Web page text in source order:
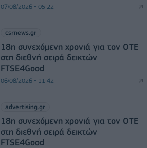
07/08/2026 - 05:22
csrnews.gr
18η συνεχόμενη χρονιά για τον ΟΤΕ
στη διεθνή σειρά δεικτών
FTSE4Good
06/08/2026 - 11:42
advertising.gr
18η συνεχόμενη χρονιά για τον ΟΤΕ
στη διεθνή σειρά δεικτών
FTSE4Good